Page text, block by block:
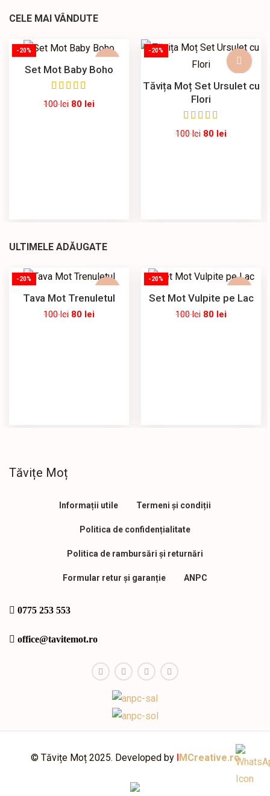
CELE MAI VÂNDUTE
-20%
Set Mot Baby Boho
100lei 80 lei
-20%
Tăvița Moț Set Ursulet cu
Flori
100lei 80 lei
ULTIMELE ADĂUGATE
-20%
Tava Mot Trenuletul
100lei 80 lei
-20%
Set Mot Vulpite pe Lac
100lei 80 lei
Tăvițe Moț
Informații utile Termeni și condiții
Politica de confidențialitate
Politica de rambursări și returnări
Formular retur și garanție ANPC
0775 253 553
office@tavitemot.ro
© Tăvițe Moț 2025. Developed by IMCreative.ro